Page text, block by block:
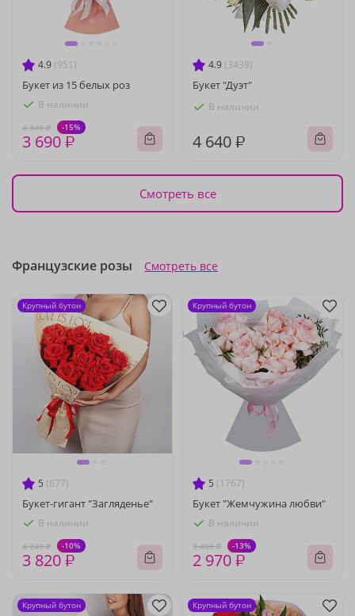
4.9 (951)
Букет из 15 белых роз
В наличии
4 340 ₽ -15%
3 690 ₽
4.9 (3439)
Букет "Дуэт"
В наличии
4 640 ₽
Смотреть все
Французские розы Смотреть все
5 (677)
Букет-гигант "Загляденье"
В наличии
4 240 ₽ -10%
3 820 ₽
Крупный бутон
5 (1767)
Букет "Жемчужина любви"
В наличии
3 400 ₽ -13%
2 970 ₽
Крупный бутон
Крупный бутон Крупный бутон